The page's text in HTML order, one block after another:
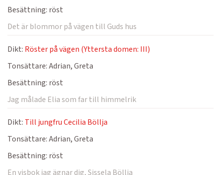
Besättning: röst
Det är blommor på vägen till Guds hus
Dikt: Röster på vägen (Yttersta domen: III)
Tonsättare:Adrian, Greta
Besättning: röst
Jag målade Elia som far till himmelrik
Dikt: Till jungfru Cecilia Böllja
Tonsättare:Adrian, Greta
Besättning: röst
En visbok jag ägnar dig, Sissela Böllja